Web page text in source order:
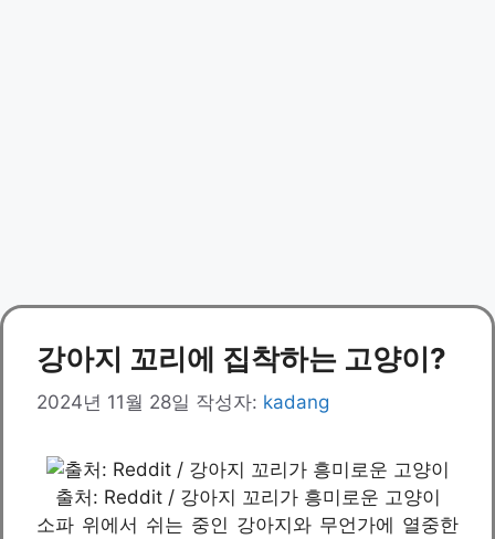
강아지 꼬리에 집착하는 고양이?
2024년 11월 28일 작성자: kadang
출처: Reddit / 강아지 꼬리가 흥미로운 고양이
소파 위에서 쉬는 중인 강아지와 무언가에 열중한